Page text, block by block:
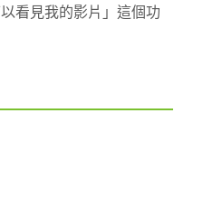
看見我的影片」這個功